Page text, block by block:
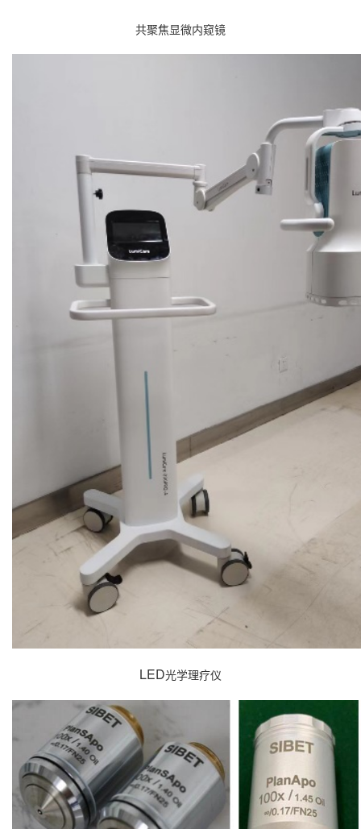
共聚焦显微内窥镜
LED光学理疗仪